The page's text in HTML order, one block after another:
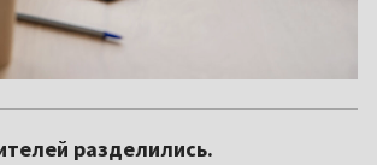
разделились.